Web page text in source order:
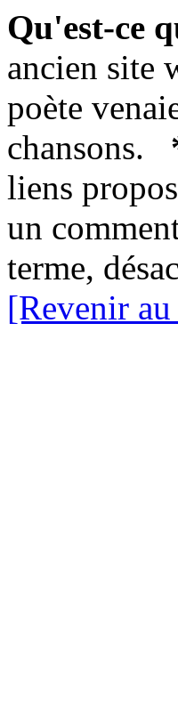
Qu'est-ce
ancien site
poète
chansons.
liens
un
terme,
[Revenir